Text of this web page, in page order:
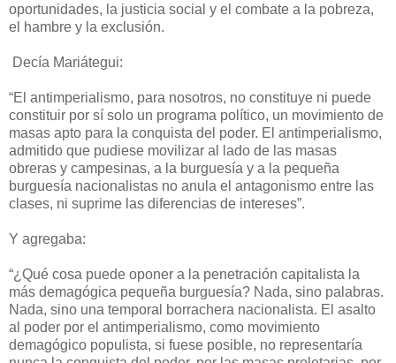
oportunidades, la justicia social y el combate a la pobreza,
el hambre y la exclusión.
Decía Mariátegui:
“El antimperialismo, para nosotros, no constituye ni puede
constituir por sí solo un programa político, un movimiento de
masas apto para la conquista del poder. El antimperialismo,
admitido que pudiese movilizar al lado de las masas
obreras y campesinas, a la burguesía y a la pequeña
burguesía nacionalistas no anula el antagonismo entre las
clases, ni suprime las diferencias de intereses”.
Y agregaba:
“¿Qué cosa puede oponer a la penetración capitalista la
más demagógica pequeña burguesía? Nada, sino palabras.
Nada, sino una temporal borrachera nacionalista. El asalto
al poder por el antimperialismo, como movimiento
demagógico populista, si fuese posible, no representaría